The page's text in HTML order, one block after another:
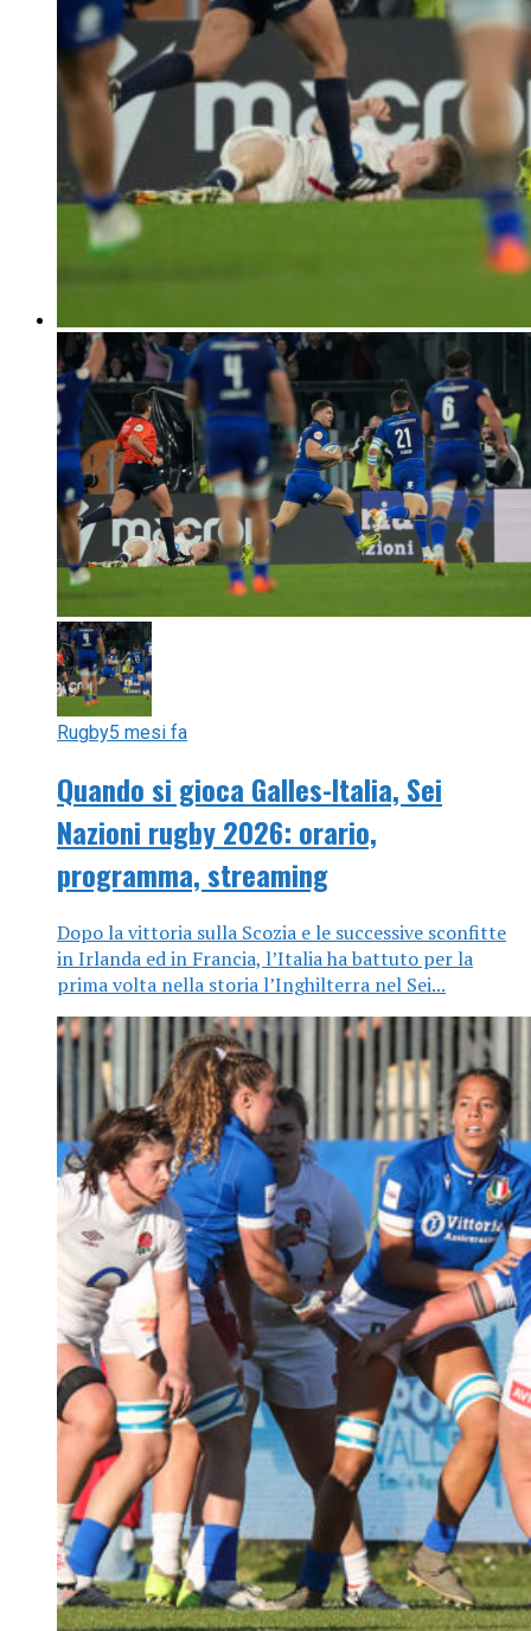
Rugby5 mesi fa
Quando si gioca Galles-Italia, Sei
Nazioni rugby 2026: orario,
programma, streaming
Dopo la vittoria sulla Scozia e le successive sconfitte
in Irlanda ed in Francia, l’Italia ha battuto per la
prima volta nella storia l’Inghilterra nel Sei...